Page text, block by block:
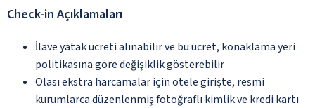
Check-in Açıklamaları
İlave yatak ücreti alınabilir ve bu ücret, konaklama yeri
politikasına göre değişiklik gösterebilir
Olası ekstra harcamalar için otele girişte, resmi
kurumlarca düzenlenmiş fotoğraflı kimlik ve kredi kartı